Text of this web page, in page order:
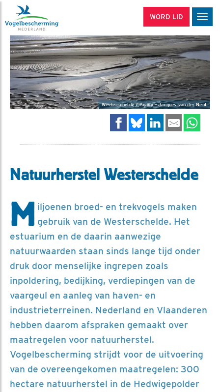
WORD LID
Westerschelde / Agami - Jacques van der Neut
Natuurherstel Westerschelde
M iljoenen broed- en trekvogels maken
gebruik van de Westerschelde. Het
estuarium en de daarin aanwezige
natuurwaarden staan sinds lange tijd onder
druk door menselijke ingrepen zoals
inpoldering, bedijking, verdiepingen van de
vaargeul en aanleg van haven- en
industrieterreinen. Nederland en Vlaanderen
hebben daarom afspraken gemaakt over
maatregelen voor natuurherstel.
Vogelbescherming strijdt voor de uitvoering
van de overeengekomen maatregelen: 300
hectare natuurherstel in de Hedwigepolder